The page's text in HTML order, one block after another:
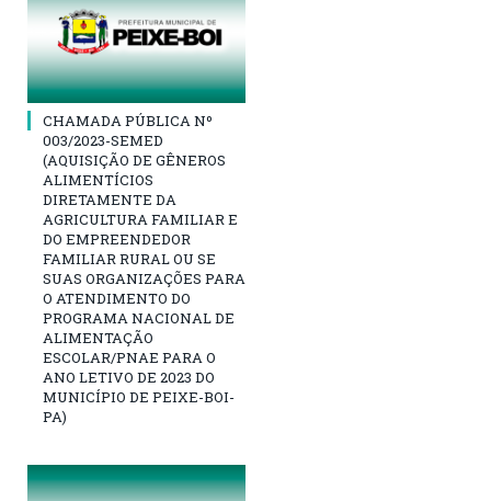
CHAMADA PÚBLICA Nº
003/2023-SEMED
(AQUISIÇÃO DE GÊNEROS
ALIMENTÍCIOS
DIRETAMENTE DA
AGRICULTURA FAMILIAR E
DO EMPREENDEDOR
FAMILIAR RURAL OU SE
SUAS ORGANIZAÇÕES PARA
O ATENDIMENTO DO
PROGRAMA NACIONAL DE
ALIMENTAÇÃO
ESCOLAR/PNAE PARA O
ANO LETIVO DE 2023 DO
MUNICÍPIO DE PEIXE-BOI-
PA)